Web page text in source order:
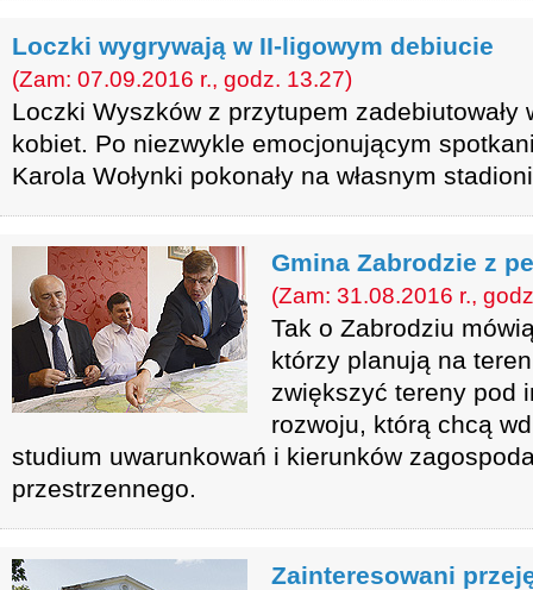
Loczki wygrywają w II-ligowym debiucie
(Zam: 07.09.2016 r., godz. 13.27)
Loczki Wyszków z przytupem zadebiutowały
kobiet. Po niezwykle emocjonującym
Karola Wołynki pokonały na własnym
Gmina Zabrodzie z
(Zam: 31.08.2016 r.,
Tak o Zabrodziu
którzy planują na
zwiększyć tereny pod
rozwoju, którą chcą
studium uwarunkowań i kierunków
przestrzennego.
Zainteresowani